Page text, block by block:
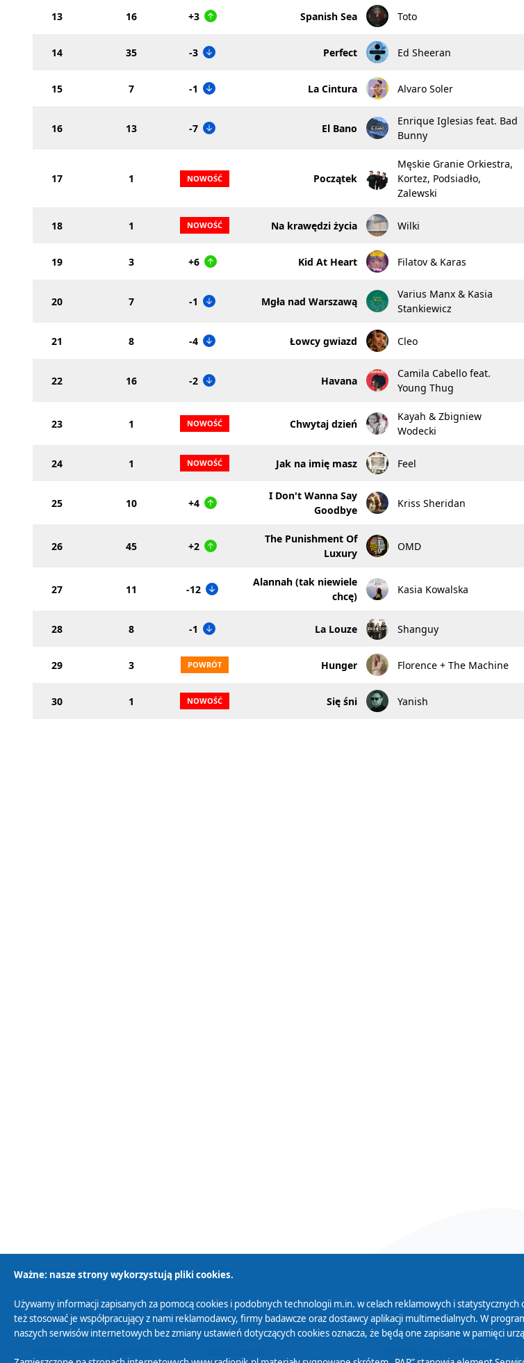
13 16 +3 Spanish Sea Toto
14 35 -3 Perfect Ed Sheeran
15 7 -1 La Cintura Alvaro Soler
16 13 -7 El Bano
Enrique Iglesias feat. Bad
Bunny
17 1 Początek
Męskie Granie Orkiestra,
Kortez, Podsiadło,
Zalewski
18 1 Na krawędzi życia Wilki
19 3 +6 Kid At Heart Filatov & Karas
20 7 -1 Mgła nad Warszawą
Varius Manx & Kasia
Stankiewicz
21 8 -4 Łowcy gwiazd Cleo
22 16 -2 Havana
Camila Cabello feat.
Young Thug
23 1 Chwytaj dzień
Kayah & Zbigniew
Wodecki
24 1 Jak na imię masz Feel
25 10 +4
I Don't Wanna Say
Goodbye
Kriss Sheridan
26 45 +2
The Punishment Of
Luxury
OMD
27 11 -12
Alannah (tak niewiele
chcę)
Kasia Kowalska
28 8 -1 La Louze Shanguy
29 3 Hunger Florence + The Machine
30 1 Się śni Yanish
Polityka Prywatności Zasady korzystania z Serwisu
Organizacje Pożytku
Publicznego
Ważne: nasze strony wykorzystują pliki cookies.
Używamy informacji zapisanych za pomocą cookies i podobnych technologii m.in. w celach reklamowych i
też stosować je współpracujący z nami reklamodawcy, firmy badawcze oraz dostawcy aplikacji multimedialnych. W
naszych serwisów internetowych bez zmiany ustawień dotyczących cookies oznacza, że będą one zapisane w pamięci